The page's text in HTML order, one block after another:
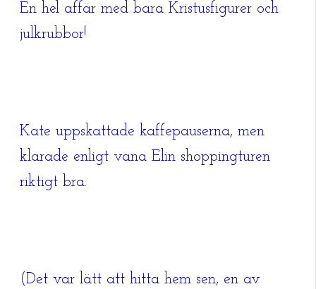
En hel affär med bara Kristusfigurer och
julkrubbor!
Kate uppskattade kaffepauserna, men
klarade enligt vana Elin shoppingturen
riktigt bra.
(Det var lätt att hitta hem sen, en av